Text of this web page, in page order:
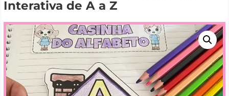
Interativa de A a Z